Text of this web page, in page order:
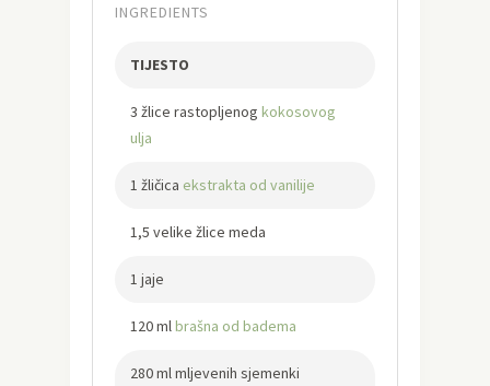
INGREDIENTS
TIJESTO
3 žlice rastopljenog kokosovog
ulja
1 žličica ekstrakta od vanilije
1,5 velike žlice meda
1 jaje
120 mlbrašna od badema
280 ml mljevenih sjemenki